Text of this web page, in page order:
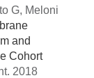
G, Meloni
and
Cohort
2018